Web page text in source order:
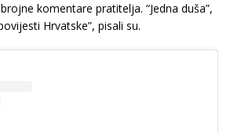
komentare pratitelja. “Jedna duša”,
Hrvatske”, pisali su.